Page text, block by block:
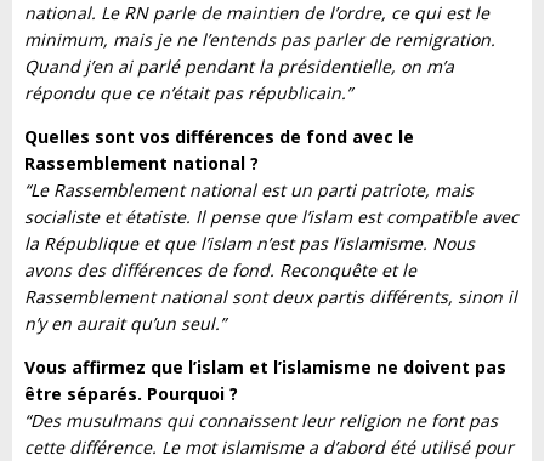
national. Le RN parle de maintien de l’ordre, ce qui est le
minimum, mais je ne l’entends pas parler de remigration.
Quand j’en ai parlé pendant la présidentielle, on m’a
répondu que ce n’était pas républicain.”
Quelles sont vos différences de fond avec le
Rassemblement national ?
“Le Rassemblement national est un parti patriote, mais
socialiste et étatiste. Il pense que l’islam est compatible avec
la République et que l’islam n’est pas l’islamisme. Nous
avons des différences de fond. Reconquête et le
Rassemblement national sont deux partis différents, sinon il
n’y en aurait qu’un seul.”
Vous affirmez que l’islam et l’islamisme ne doivent pas
être séparés. Pourquoi ?
“Des musulmans qui connaissent leur religion ne font pas
cette différence. Le mot islamisme a d’abord été utilisé pour